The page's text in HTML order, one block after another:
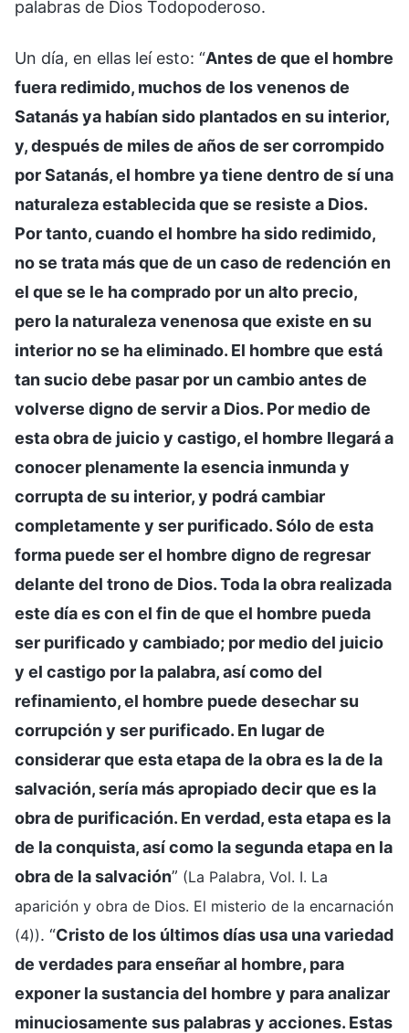
palabras de Dios Todopoderoso.
Un día, en ellas leí esto: “Antes de que el hombre
fuera redimido, muchos de los venenos de
Satanás ya habían sido plantados en su interior,
y, después de miles de años de ser corrompido
por Satanás, el hombre ya tiene dentro de sí una
naturaleza establecida que se resiste a Dios.
Por tanto, cuando el hombre ha sido redimido,
no se trata más que de un caso de redención en
el que se le ha comprado por un alto precio,
pero la naturaleza venenosa que existe en su
interior no se ha eliminado. El hombre que está
tan sucio debe pasar por un cambio antes de
volverse digno de servir a Dios. Por medio de
esta obra de juicio y castigo, el hombre llegará a
conocer plenamente la esencia inmunda y
corrupta de su interior, y podrá cambiar
completamente y ser purificado. Sólo de esta
forma puede ser el hombre digno de regresar
delante del trono de Dios. Toda la obra realizada
este día es con el fin de que el hombre pueda
ser purificado y cambiado; por medio del juicio
y el castigo por la palabra, así como del
refinamiento, el hombre puede desechar su
corrupción y ser purificado. En lugar de
considerar que esta etapa de la obra es la de la
salvación, sería más apropiado decir que es la
obra de purificación. En verdad, esta etapa es la
de la conquista, así como la segunda etapa en la
obra de la salvación” (La Palabra, Vol. I. La
aparición y obra de Dios. El misterio de la encarnación
(4)). “Cristo de los últimos días usa una variedad
de verdades para enseñar al hombre, para
exponer la sustancia del hombre y para analizar
minuciosamente sus palabras y acciones. Estas